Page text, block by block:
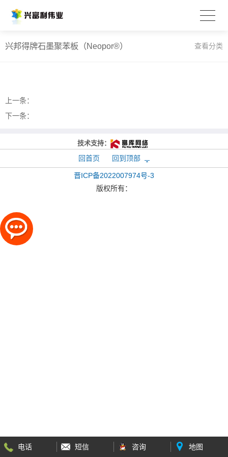
兴邦得牌石墨聚苯板（Neopor®） 查看分类
上一条：
下一条：
技术支持：
回首页 回到顶部
晋ICP备2022007974号-3
版权所有：
电话 短信 咨询 地图